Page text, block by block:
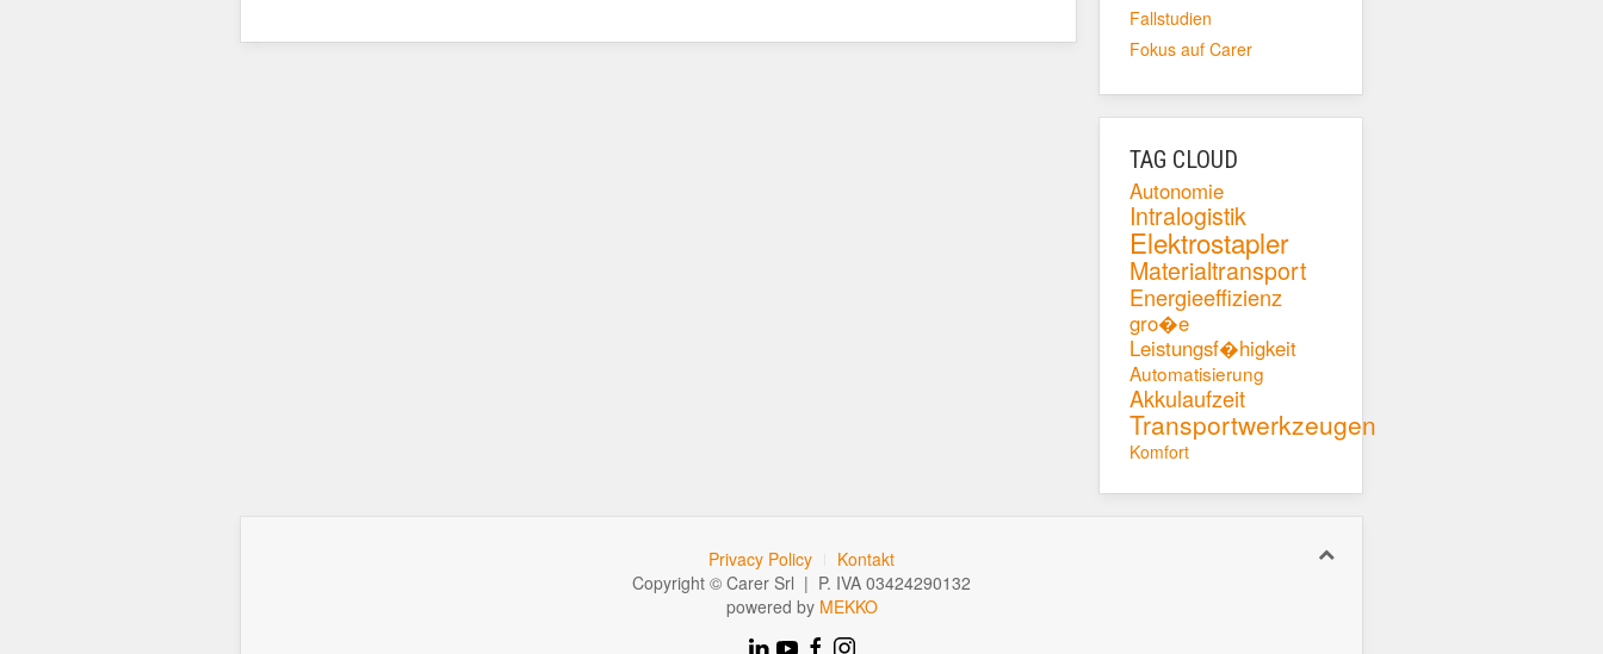
Fallstudien
Fokus auf Carer
TAG CLOUD
Autonomie
Intralogistik
Elektrostapler
Materialtransport
Energieeffizienz
gro�e
Leistungsf�higkeit
Automatisierung
Akkulaufzeit
Transportwerkzeugen
Komfort
Privacy Policy
Kontakt
Copyright © Carer Srl | P. IVA 03424290132
powered by MEKKO